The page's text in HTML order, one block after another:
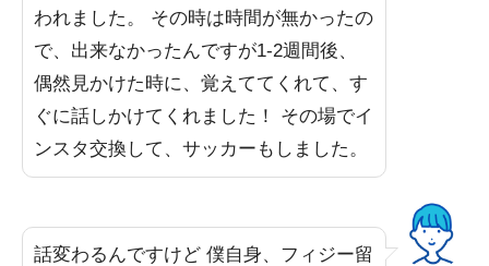
われました。 その時は時間が無かったの
で、出来なかったんですが1-2週間後、
偶然見かけた時に、覚えててくれて、す
ぐに話しかけてくれました！ その場でイ
ンスタ交換して、サッカーもしました。
話変わるんですけど 僕自身、フィジー留